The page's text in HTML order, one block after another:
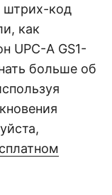
штрих-код
как
UPC-A GS1-
больше об